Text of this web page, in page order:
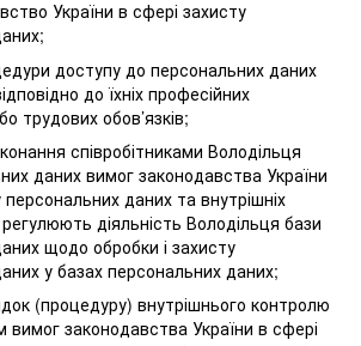
України в сфері захисту
доступу до персональних даних
до їхніх професійних
трудових обов’язків;
співробітниками Володільця
даних вимог законодавства України
даних та внутрішніх
діяльність Володільця бази
щодо обробки і захисту
у базах персональних даних;
(процедуру) внутрішнього контролю
законодавства України в сфері